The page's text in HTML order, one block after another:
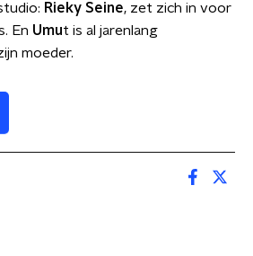
Rieky Seine, zet zich in voor
En Umut is al jarenlang
moeder.